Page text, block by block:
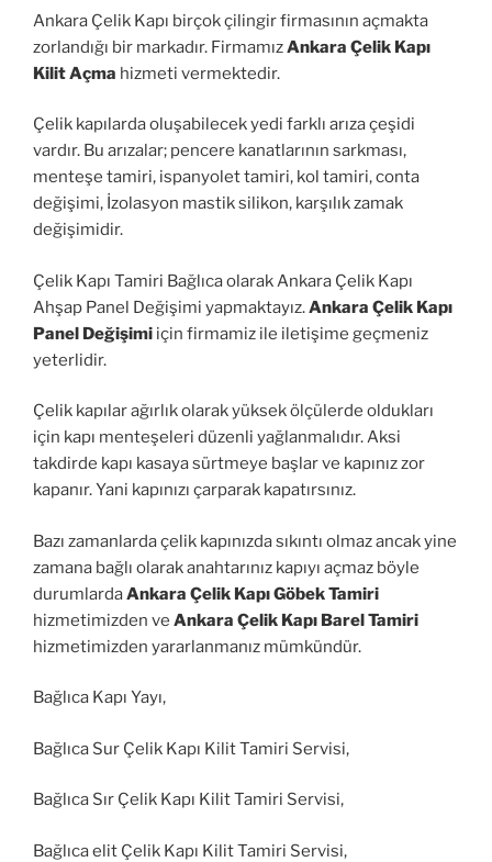
Ankara Çelik Kapı birçok çilingir firmasının açmakta
zorlandığı bir markadır. FirmamızAnkara Çelik Kapı
Kilit Açma hizmeti vermektedir.
Çelik kapılarda oluşabilecek yedi farklı arıza çeşidi
vardır. Bu arızalar; pencere kanatlarının sarkması,
menteşe tamiri, ispanyolet tamiri, kol tamiri, conta
değişimi, İzolasyon mastik silikon, karşılık zamak
değişimidir.
Çelik Kapı Tamiri Bağlıca olarak Ankara Çelik Kapı
Ahşap Panel Değişimi yapmaktayız.Ankara Çelik Kapı
Panel Değişimi için firmamiz ile iletişime geçmeniz
yeterlidir.
Çelik kapılar ağırlık olarak yüksek ölçülerde oldukları
için kapı menteşeleri düzenli yağlanmalıdır. Aksi
takdirde kapı kasaya sürtmeye başlar ve kapınız zor
kapanır. Yani kapınızı çarparak kapatırsınız.
Bazı zamanlarda çelik kapınızda sıkıntı olmaz ancak yine
zamana bağlı olarak anahtarınız kapıyı açmaz böyle
durumlardaAnkara Çelik Kapı Göbek Tamiri
hizmetimizden ve Ankara Çelik Kapı Barel Tamiri
hizmetimizden yararlanmanız mümkündür.
Bağlıca Kapı Yayı,
Bağlıca Sur Çelik Kapı Kilit Tamiri Servisi,
Bağlıca Sır Çelik Kapı Kilit Tamiri Servisi,
Bağlıca elit Çelik Kapı Kilit Tamiri Servisi,